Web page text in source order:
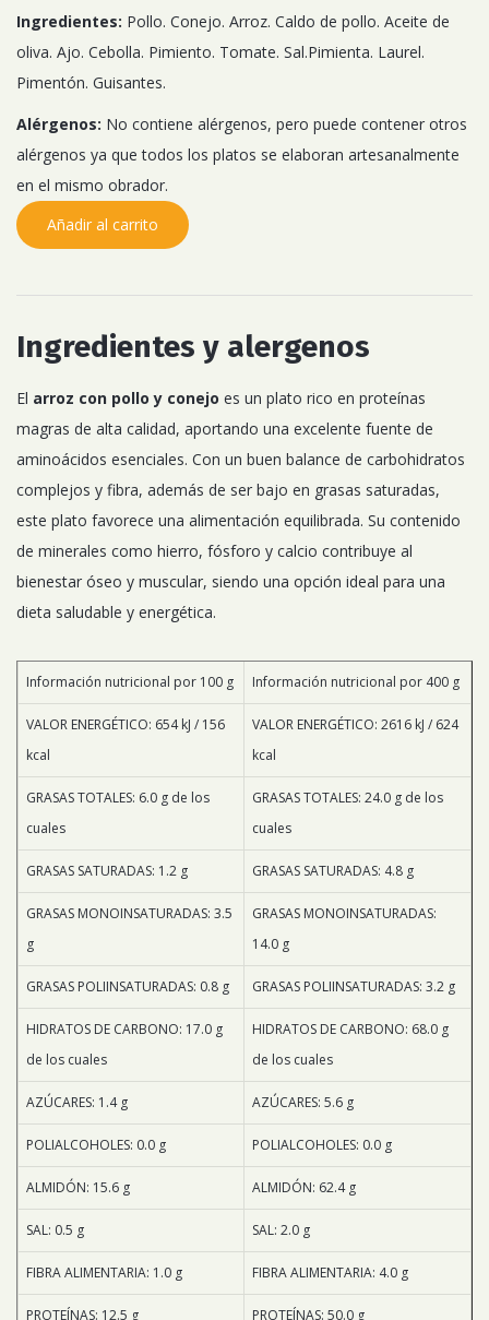
Ingredientes: Pollo. Conejo. Arroz. Caldo de pollo. Aceite de
oliva. Ajo. Cebolla. Pimiento. Tomate. Sal.Pimienta. Laurel.
Pimentón. Guisantes.
Alérgenos: No contiene alérgenos, pero puede contener otros
alérgenos ya que todos los platos se elaboran artesanalmente
en el mismo obrador.
Añadir al carrito
Ingredientes y alergenos
El arroz con pollo y conejo es un plato rico en proteínas
magras de alta calidad, aportando una excelente fuente de
aminoácidos esenciales. Con un buen balance de carbohidratos
complejos y fibra, además de ser bajo en grasas saturadas,
este plato favorece una alimentación equilibrada. Su contenido
de minerales como hierro, fósforo y calcio contribuye al
bienestar óseo y muscular, siendo una opción ideal para una
dieta saludable y energética.
Información nutricional por 100 g Información nutricional por 400 g
VALOR ENERGÉTICO: 654 kJ / 156
kcal
VALOR ENERGÉTICO: 2616 kJ / 624
kcal
GRASAS TOTALES: 6.0 g de los
cuales
GRASAS TOTALES: 24.0 g de los
cuales
GRASAS SATURADAS: 1.2 g GRASAS SATURADAS: 4.8 g
GRASAS MONOINSATURADAS: 3.5
g
GRASAS MONOINSATURADAS:
14.0 g
GRASAS POLIINSATURADAS: 0.8 g GRASAS POLIINSATURADAS: 3.2 g
HIDRATOS DE CARBONO: 17.0 g
de los cuales
HIDRATOS DE CARBONO: 68.0 g
de los cuales
AZÚCARES: 1.4 g AZÚCARES: 5.6 g
POLIALCOHOLES: 0.0 g POLIALCOHOLES: 0.0 g
ALMIDÓN: 15.6 g ALMIDÓN: 62.4 g
SAL: 0.5 g SAL: 2.0 g
FIBRA ALIMENTARIA: 1.0 g FIBRA ALIMENTARIA: 4.0 g
PROTEÍNAS: 12.5 g PROTEÍNAS: 50.0 g